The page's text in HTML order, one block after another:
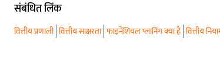
संबंधित लिंक
वित्तीय प्रणाली वित्तीय साक्षरता फाइनेंशियल प्लानिंग क्या है वित्तीय